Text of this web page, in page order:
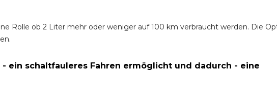
Rolle ob 2 Liter mehr oder weniger auf 100 km verbraucht werden. Die
ein schaltfauleres Fahren ermöglicht und dadurch - eine